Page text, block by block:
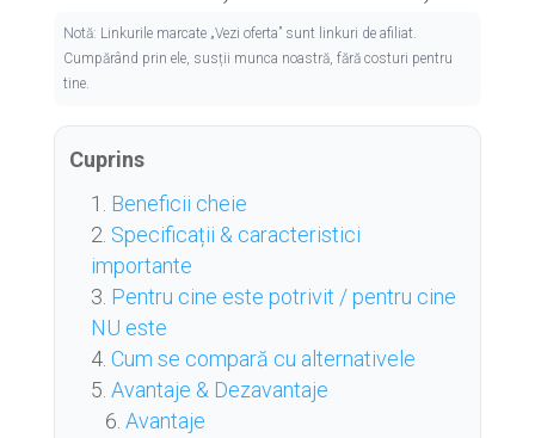
Notă: Linkurile marcate „Vezi oferta” sunt linkuri de afiliat.
Cumpărând prin ele, susții munca noastră, fără costuri pentru
tine.
Cuprins
Beneficii cheie
Specificații & caracteristici
importante
Pentru cine este potrivit / pentru cine
NU este
Cum se compară cu alternativele
Avantaje & Dezavantaje
Avantaje